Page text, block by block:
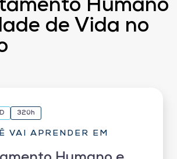
Humano
de Vida no
320h
VAI APRENDER EM